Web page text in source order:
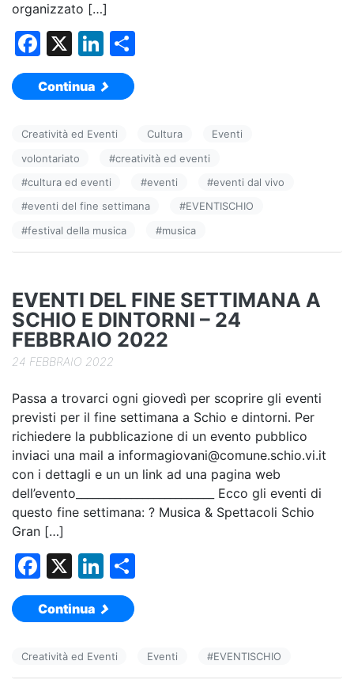
organizzato […]
F
a
c
b
o
o
k
X
Li
n
k
dI
n
vi
di
Continua
Creatività ed Eventi Cultura
Eventi
volontariato
#creatività ed eventi
#cultura ed eventi #eventi #eventi dal vivo
#eventi del fine settimana #EVENTISCHIO
#festival della musica #musica
EVENTI DEL FINE SETTIMANA A
SCHIO E DINTORNI – 24
FEBBRAIO 2022
24 FEBBRAIO 2022
Passa a trovarci ogni giovedì per scoprire gli eventi
previsti per il fine settimana a Schio e dintorni. Per
richiedere la pubblicazione di un evento pubblico
inviaci una mail a informagiovani@comune.schio.vi.it
con i dettagli e un un link ad una pagina web
dell’evento_________________________ Ecco gli eventi di
questo fine settimana: ? Musica & Spettacoli Schio
Gran […]
F
a
c
b
X
Li
n
k
dI
vi
Continua
Creatività ed Eventi Eventi #EVENTISCHIO